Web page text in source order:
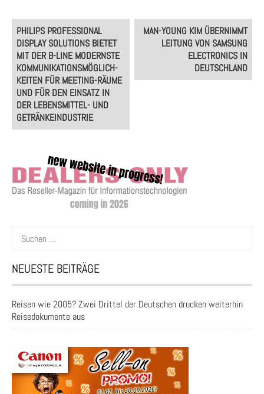
Post
navigation
PHILIPS PROFESSIONAL
DISPLAY SOLUTIONS BIETET
MIT DER B-LINE MODERNSTE
KOMMUNIKATIONSMÖGLICH-
KEITEN FÜR MEETING-RÄUME
UND FÜR DEN EINSATZ IN
DER LEBENSMITTEL- UND
GETRÄNKEINDUSTRIE
MAN-YOUNG KIM ÜBERNIMMT
LEITUNG VON SAMSUNG
ELECTRONICS IN
DEUTSCHLAND
Suchen
nach:
NEUESTE BEITRÄGE
Reisen wie 2005? Zwei Drittel der Deutschen drucken weiterhin
Reisedokumente aus